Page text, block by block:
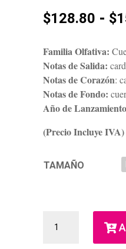
$128.80 - $
Familia Olfativa:
Notas de Salida:
Notas de Corazón:
Notas de Fondo:
Año de
(Precio Incluye
TAMAÑO
ONE